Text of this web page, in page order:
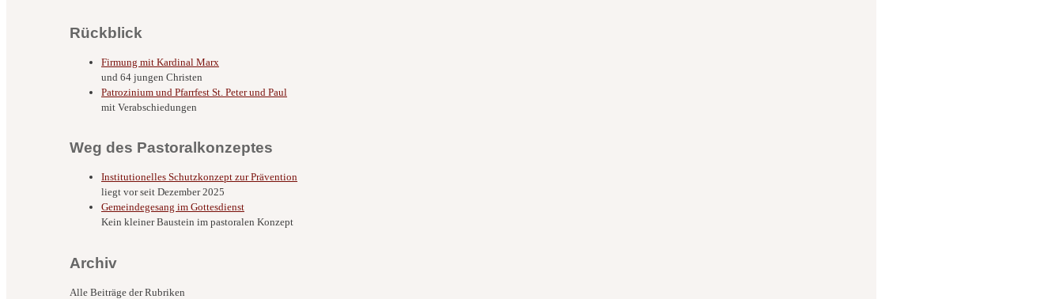
Rückblick
Firmung mit Kardinal Marx
und 64 jungen Christen
Patrozinium und Pfarrfest St. Peter und Paul
mit Verabschiedungen
Weg des Pastoralkonzeptes
Institutionelles Schutzkonzept zur Prävention
liegt vor seit Dezember 2025
Gemeindegesang im Gottesdienst
Kein kleiner Baustein im pastoralen Konzept
Archiv
Alle Beiträge der Rubriken